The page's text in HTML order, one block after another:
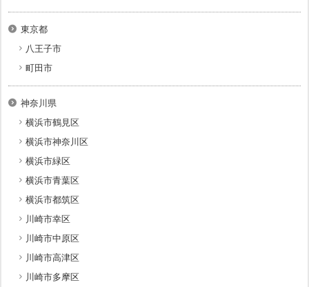
東京都
八王子市
町田市
神奈川県
横浜市鶴見区
横浜市神奈川区
横浜市緑区
横浜市青葉区
横浜市都筑区
川崎市幸区
川崎市中原区
川崎市高津区
川崎市多摩区